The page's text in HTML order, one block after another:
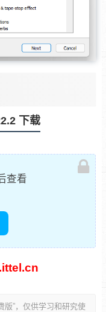
下载
查看
版”，仅供学习和研究使